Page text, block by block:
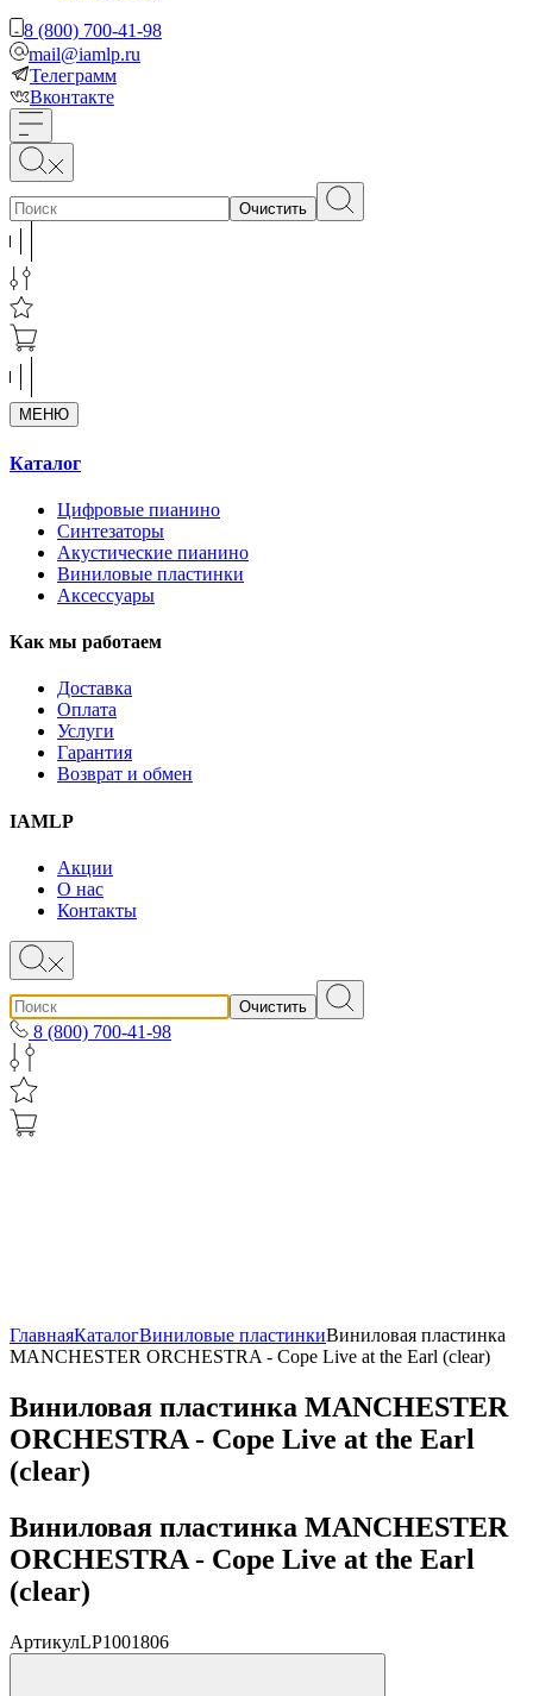
8 (800) 700-41-98
mail@iamlp.ru
Телеграмм
Вконтакте
Очистить
МЕНЮ
Каталог
Цифровые пианино
Синтезаторы
Акустические пианино
Виниловые пластинки
Аксессуары
Как мы работаем
Доставка
Оплата
Услуги
Гарантия
Возврат и обмен
IAMLP
Акции
О нас
Контакты
Очистить
8 (800) 700-41-98
ГлавнаяКаталогВиниловые пластинкиВиниловая пластинка
MANCHESTER ORCHESTRA - Cope Live at the Earl (clear)
Виниловая пластинка MANCHESTER
ORCHESTRA - Cope Live at the Earl
(clear)
Виниловая пластинка MANCHESTER
ORCHESTRA - Cope Live at the Earl
(clear)
АртикулLP1001806